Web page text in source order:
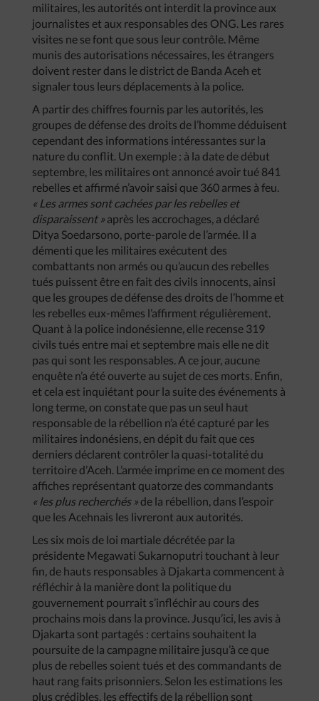
militaires, les autorités ont interdit la province aux
journalistes et aux responsables des ONG. Les rares
visites ne se font que sous leur contrôle. Même
munis des autorisations nécessaires, les étrangers
doivent rester dans le district de Banda Aceh et
signaler tous leurs déplacements à la police.
A partir des chiffres fournis par les autorités, les
groupes de défense des droits de l’homme déduisent
cependant des informations intéressantes sur la
nature du conflit. Un exemple : à la date de début
septembre, les militaires ont annoncé avoir tué 841
rebelles et affirmé n’avoir saisi que 360 armes à feu.
« Les armes sont cachées par les rebelles et
disparaissent » après les accrochages, a déclaré
Ditya Soedarsono, porte-parole de l’armée. Il a
démenti que les militaires exécutent des
combattants non armés ou qu’aucun des rebelles
tués puissent être en fait des civils innocents, ainsi
que les groupes de défense des droits de l’homme et
les rebelles eux-mêmes l’affirment régulièrement.
Quant à la police indonésienne, elle recense 319
civils tués entre mai et septembre mais elle ne dit
pas qui sont les responsables. A ce jour, aucune
enquête n’a été ouverte au sujet de ces morts. Enfin,
et cela est inquiétant pour la suite des événements à
long terme, on constate que pas un seul haut
responsable de la rébellion n’a été capturé par les
militaires indonésiens, en dépit du fait que ces
derniers déclarent contrôler la quasi-totalité du
territoire d’Aceh. L’armée imprime en ce moment des
affiches représentant quatorze des commandants
« les plus recherchés » de la rébellion, dans l’espoir
que les Acehnais les livreront aux autorités.
Les six mois de loi martiale décrétée par la
présidente Megawati Sukarnoputri touchant à leur
fin, de hauts responsables à Djakarta commencent à
réfléchir à la manière dont la politique du
gouvernement pourrait s’infléchir au cours des
prochains mois dans la province. Jusqu’ici, les avis à
Djakarta sont partagés : certains souhaitent la
poursuite de la campagne militaire jusqu’à ce que
plus de rebelles soient tués et des commandants de
haut rang faits prisonniers. Selon les estimations les
plus crédibles, les effectifs de la rébellion sont